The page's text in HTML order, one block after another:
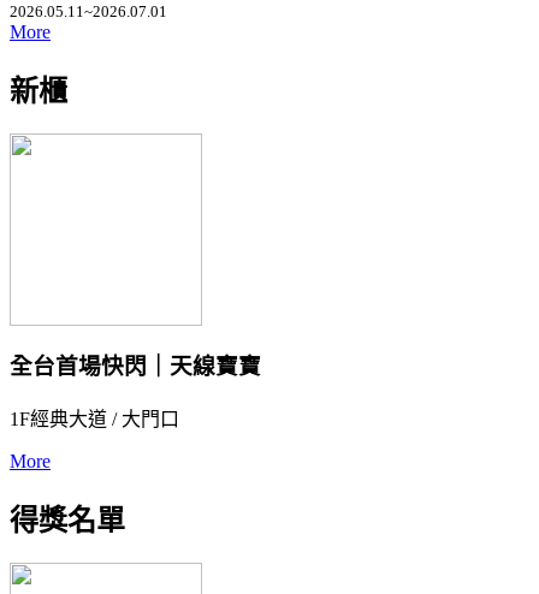
2026.05.11~2026.07.01
More
新櫃
全台首場快閃｜天線寶寶
1F經典大道 / 大門口
More
得獎名單